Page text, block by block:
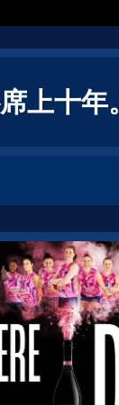
上十年。